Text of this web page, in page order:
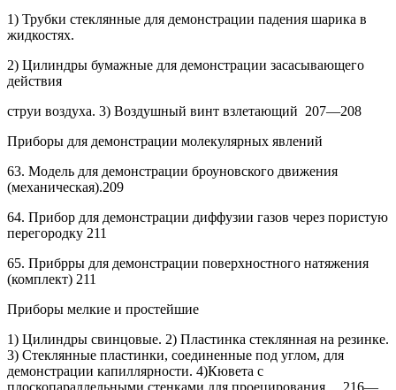
1) Трубки стеклянные для демонстрации падения шарика в
жидкостях.
2) Цилиндры бумажные для демонстрации засасывающего
действия
струи воздуха. 3) Воздушный винт взлетающий 207—208
Приборы для демонстрации молекулярных явлений
63. Модель для демонстрации броуновского движения
(механическая).209
64. Прибор для демонстрации диффузии газов через пористую
перегородку 211
65. Прибрры для демонстрации поверхностного натяжения
(комплект) 211
Приборы мелкие и простейшие
1) Цилиндры свинцовые. 2) Пластинка стеклянная на резинке.
3) Стеклянные пластинки, соединенные под углом, для
демонстрации капиллярности. 4)Кювета с
плоскопараллельными стенками для проецирования
216—